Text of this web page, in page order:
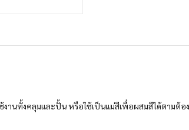
านทั้งคลุมและปั้น หรือใช้เป็นแม่สีเพื่อผสมสีได้ตามต้อ